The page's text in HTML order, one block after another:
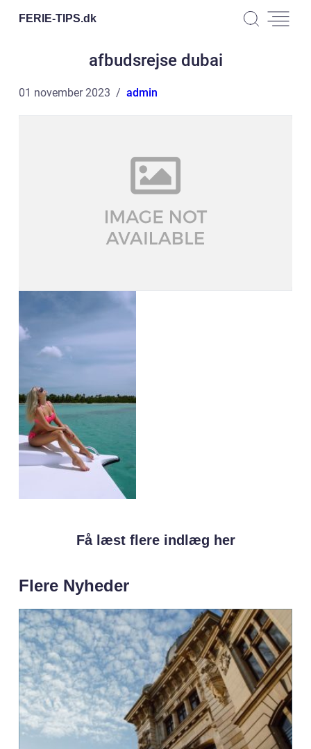
FERIE-TIPS.dk
afbudsrejse dubai
01 november 2023 admin
Få læst flere indlæg her
Flere Nyheder